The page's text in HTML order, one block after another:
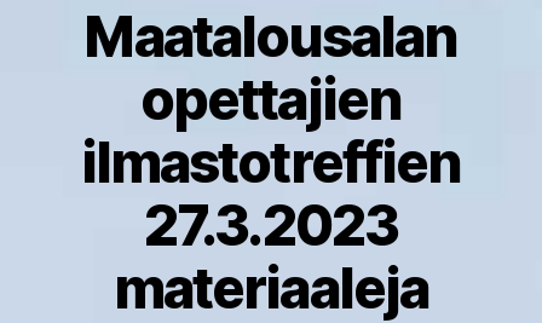
Maatalousalan
opettajien
ilmastotreffien
27.3.2023
materiaaleja